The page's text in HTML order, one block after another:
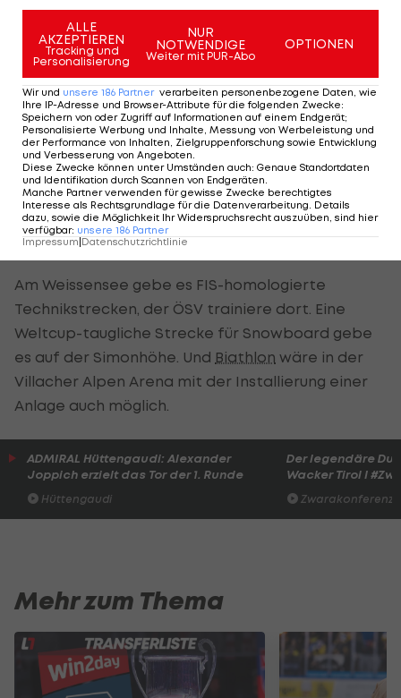
müssten dies andere entscheiden, so Kaiser. Wenn
es um nachhaltige Spiele ginge, seien die Weichen
jedoch bereits gestellt.
Als mögliche Spielstätten nannte Kaiser die
Alpenarena Villach, die sich gemeinsam mit
Planica in Slowenien für die nordischen Bewerbe
anbietet, oder etwa Bad Kleinkirchheim und
Tarvis, wo die alpinen Bewerbe stattfinden
könnten. Weiters die Eisportzentren in Klagenfurt
und Villach, die gerade ausgebaut würden.
Am Weissensee gebe es FIS-homologierte
Technikstrecken, der ÖSV trainiere dort. Eine
Weltcup-taugliche Strecke für Snowboard gebe
es auf der Simonhöhe. Und Biathlon wäre in der
Villacher Alpen Arena mit der Installierung einer
Anlage auch möglich.
ADMIRAL Hüttengaudi: Alexander
Joppich erzielt das Tor der 1. Runde
Hüttengaudi
Der legendäre
Wacker Tirol I
Zwarakonferenz
Mehr zum Thema
ALLE
AKZEPTIEREN
Tracking und
Personalisierung
NUR
NOTWENDIGE
Weiter mit PUR-Abo
OPTIONEN
Wir und unsere 186 Partner verarbeiten personenbezogene Daten, wie
Ihre IP-Adresse und Browser-Attribute für die folgenden Zwecke:
Speichern von oder Zugriff auf Informationen auf einem Endgerät;
Personalisierte Werbung und Inhalte, Messung von Werbeleistung und
der Performance von Inhalten, Zielgruppenforschung sowie Entwicklung
und Verbesserung von Angeboten
Diese Zwecke können unter Umständen auch: Genaue Standortdaten
und Identifikation durch Scannen von Endgeräten
Manche Partner verwenden für gewisse Zwecke berechtigtes
Interesse als Rechtsgrundlage für die Datenverarbeitung. Details
dazu, sowie die Möglichkeit Ihr Widerspruchsrecht auszuüben, sind hier
verfügbar: unsere 186 Partner
Impressum|Datenschutzrichtlinie